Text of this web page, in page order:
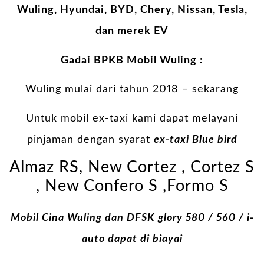
Wuling, Hyundai, BYD, Chery, Nissan, Tesla,
dan merek EV
Gadai BPKB Mobil Wuling :
Wuling mulai dari tahun 2018 – sekarang
Untuk mobil ex-taxi kami dapat melayani
pinjaman dengan syarat ex-taxi Blue bird
Almaz RS, New Cortez , Cortez S
, New Confero S ,Formo S
Mobil Cina Wuling dan DFSK glory 580 / 560 / i-
auto dapat di biayai